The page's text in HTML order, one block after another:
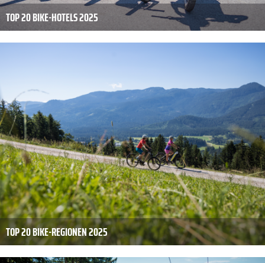
TOP 20 BIKE-HOTELS 2025
TOP 20 BIKE-REGIONEN 2025